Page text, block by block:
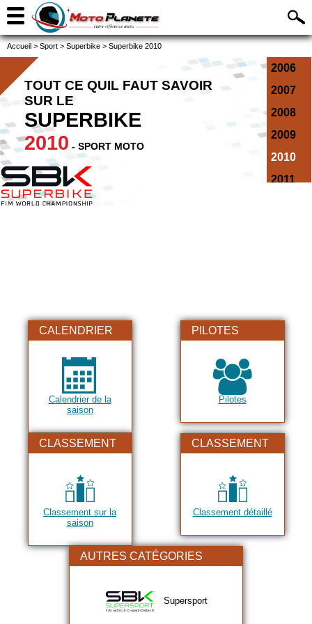
Accueil > Sport > Superbike > Superbike 2010
2006
2007
2008
2009
2010
2011
2022
2026
TOUT CE QUIL FAUT SAVOIR
SUR LE
SUPERBIKE
2010 - SPORT MOTO
CALENDRIER
Calendrier de la
saison
PILOTES
Pilotes
CLASSEMENT
Classement sur la
saison
CLASSEMENT
Classement détaillé
AUTRES CATÉGORIES
Supersport